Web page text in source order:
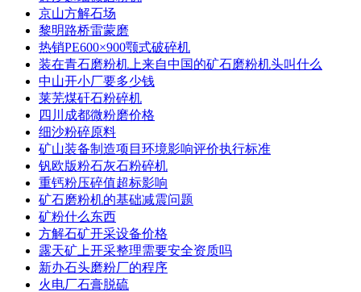
京山方解石场
黎明路桥雷蒙磨
热销PE600×900颚式破碎机
装在青石磨粉机上来自中国的矿石磨粉机头叫什么
中山开小厂要多少钱
莱芜煤矸石粉碎机
四川成都微粉磨价格
细沙粉碎原料
矿山装备制造项目环境影响评价执行标准
钒欧版粉石灰石粉碎机
重钙粉压碎值超标影响
矿石磨粉机的基础减震问题
矿粉什么东西
方解石矿开采设备价格
露天矿上开采整理需要安全资质吗
新办石头磨粉厂的程序
火电厂石膏脱硫